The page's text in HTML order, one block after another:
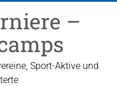
–
Sport-Aktive und